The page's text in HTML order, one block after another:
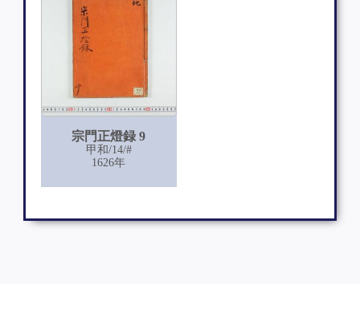
宗門正燈録 9
甲和/14/#
1626年